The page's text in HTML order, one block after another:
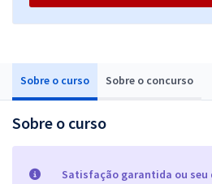
Sobre o curso Sobre o concurso
Sobre o curso
Satisfação garantida ou seu